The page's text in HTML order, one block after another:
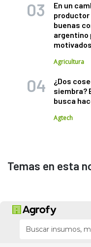
En un
buenas
argentino
Agricultura
¿Dos
siembra?
busca
Agtech
Temas en esta